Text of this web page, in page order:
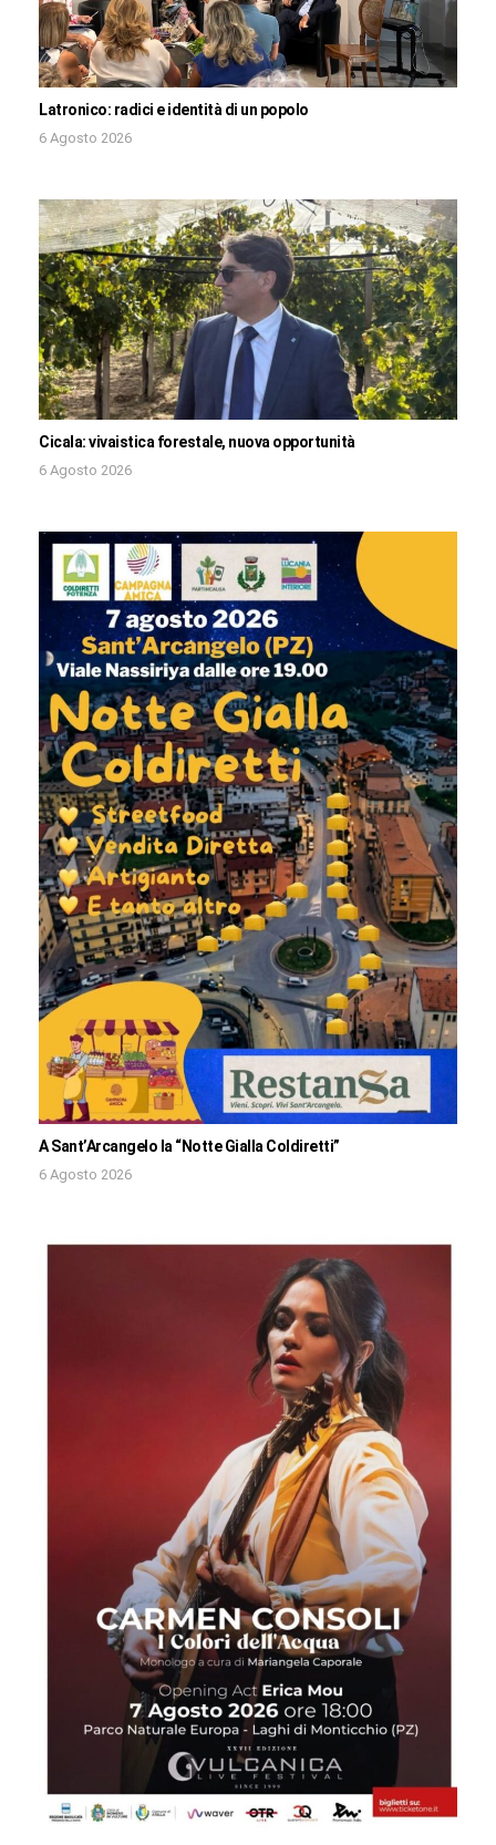
Latronico: radici e identità di un popolo
6 Agosto 2026
Cicala: vivaistica forestale, nuova opportunità
6 Agosto 2026
A Sant’Arcangelo la “Notte Gialla Coldiretti”
6 Agosto 2026